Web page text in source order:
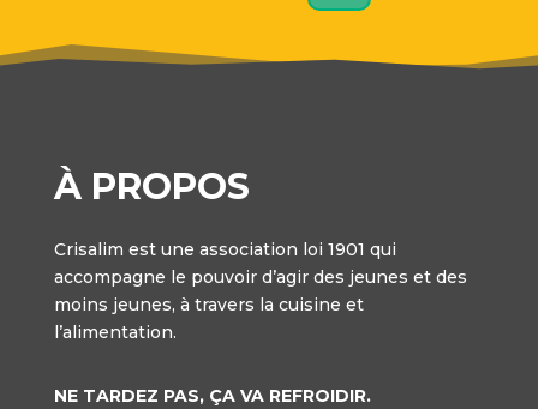
À PROPOS
Crisalim est une association loi 1901 qui
accompagne le pouvoir d’agir des jeunes et des
moins jeunes, à travers la cuisine et
l’alimentation.
NE TARDEZ PAS, ÇA VA REFROIDIR.